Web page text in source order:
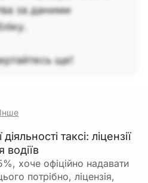
за даними
ще!
Інше
таксі: ліцензії
водіїв
хоче офіційно надавати
потрібно, ліцензія,